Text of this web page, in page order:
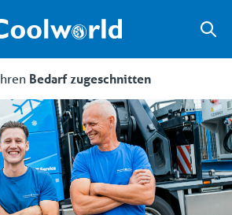
Bedarf zugeschnitten